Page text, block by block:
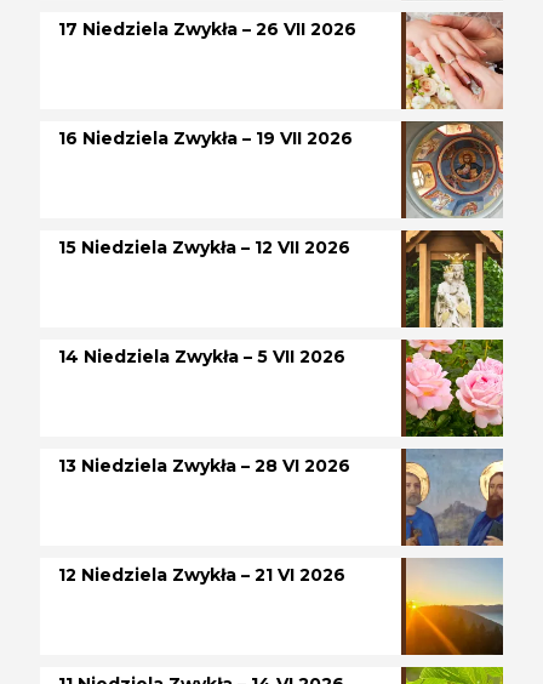
17 Niedziela Zwykła – 26 VII 2026
16 Niedziela Zwykła – 19 VII 2026
15 Niedziela Zwykła – 12 VII 2026
14 Niedziela Zwykła – 5 VII 2026
13 Niedziela Zwykła – 28 VI 2026
12 Niedziela Zwykła – 21 VI 2026